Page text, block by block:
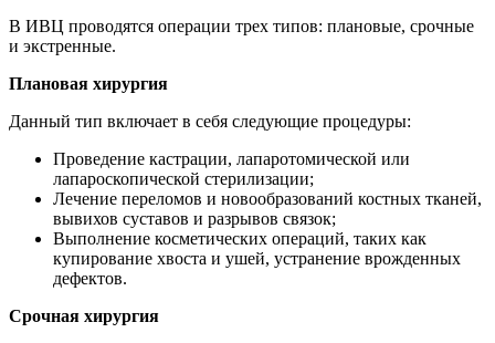
В ИВЦ проводятся операции трех типов: плановые, срочные
и экстренные.
Плановая хирургия
Данный тип включает в себя следующие процедуры:
Проведение кастрации, лапаротомической или
лапароскопической стерилизации;
Лечение переломов и новообразований костных тканей,
вывихов суставов и разрывов связок;
Выполнение косметических операций, таких как
купирование хвоста и ушей, устранение врожденных
дефектов.
Срочная хирургия